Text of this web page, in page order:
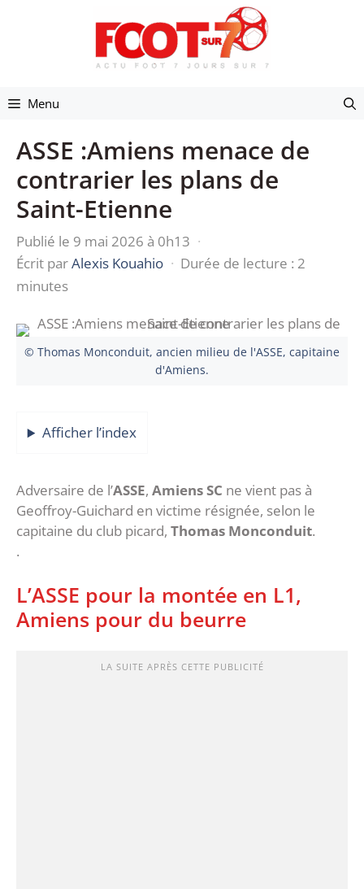
Menu
ASSE :Amiens menace de
contrarier les plans de
Saint-Etienne
Publié le 9 mai 2026 à 0h13 ·
Écrit parAlexis Kouahio · Durée de lecture : 2
minutes
© Thomas Monconduit, ancien milieu de l'ASSE, capitaine
d'Amiens.
Afficher l’index
Adversaire de l’ASSE, Amiens SC ne vient pas à
Geoffroy-Guichard en victime résignée, selon le
capitaine du club picard, Thomas Monconduit.
.
L’ASSE pour la montée en L1,
Amiens pour du beurre
LA SUITE APRÈS CETTE PUBLICITÉ